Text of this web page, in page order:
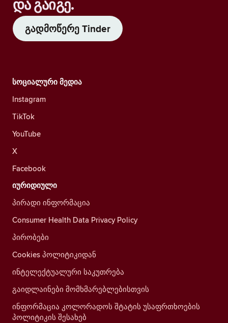
და გაიგე.
გადმოწერე Tinder
სოციალური მედია
Instagram
TikTok
YouTube
X
Facebook
იურიდიული
პირადი ინფორმაცია
Consumer Health Data Privacy Policy
პირობები
Cookies პოლიტიკიდან
ინტელექტუალური საკუთრება
გაიდლაინები მომხმარებლებისთვის
ინფორმაცია კოლორადოს შტატის უსაფრთხოების
პოლიტიკის შესახებ